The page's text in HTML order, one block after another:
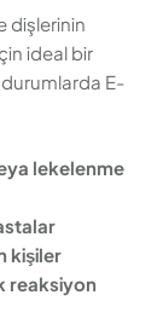
dişlerinin
ideal bir
durumlarda E-
lekelenme
kişiler
reaksiyon